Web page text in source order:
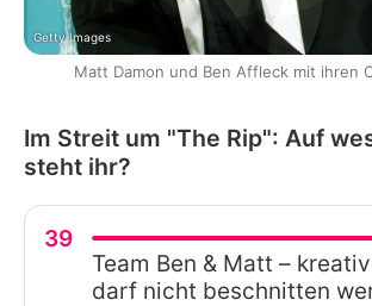
Getty Images
Matt Damon und Ben Affleck mit ihren
Im Streit um "The Rip": Auf
steht ihr?
39
Team Ben & Matt –
darf nicht beschnitten